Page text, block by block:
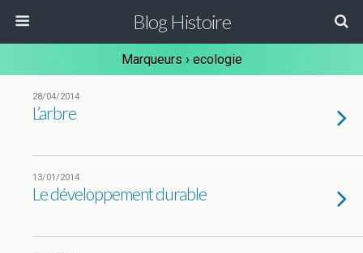
Blog Histoire
Marqueurs › ecologie
28/04/2014
L’arbre
13/01/2014
Le développement durable